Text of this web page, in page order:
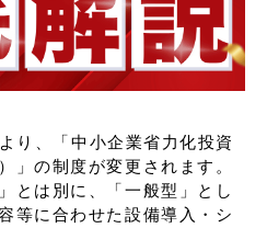
り、「中小企業省力化投資
」の制度が変更されます。
とは別に、「一般型」とし
等に合わせた設備導入・シ